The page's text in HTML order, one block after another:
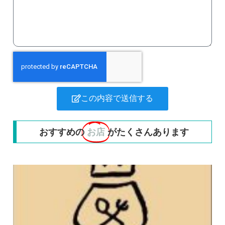
この内容で送信する
おすすめの お店 がたくさんあります